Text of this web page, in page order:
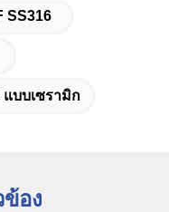
SS316
บบเซรามิก
อง